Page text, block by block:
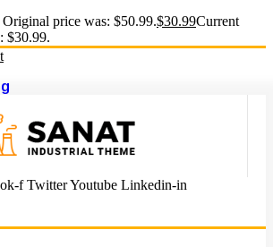
Original price was: $50.99.$30.99Current
$30.99.
f Twitter Youtube Linkedin-in